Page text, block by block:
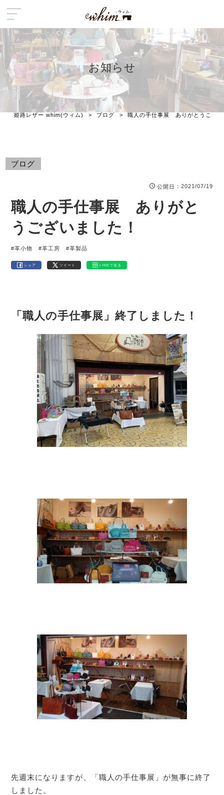
お知らせ
姫路レザー whim(ウィム) > ブログ > 職人の手仕事展 ありがとうござ
ブログ
公開日 ：2021/07/19
職人の手仕事展 ありがと
うございました！
#革小物 #革工房 #革製品
シェア ツイート LINEで送る
「職人の手仕事展」終了しました！
先週末になりますが、「職人の手仕事展」が無事に終了
しました。